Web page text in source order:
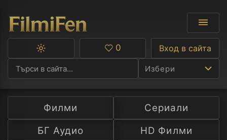
Избери
Ф
С
Превключване
тъмна
тема
Любими
0 Вход в сайта
Филми
Сериали
БГ Аудио
HD Филми